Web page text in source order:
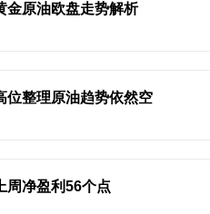
金原油欧盘走势解析
位整理原油趋势依然空
周净盈利56个点